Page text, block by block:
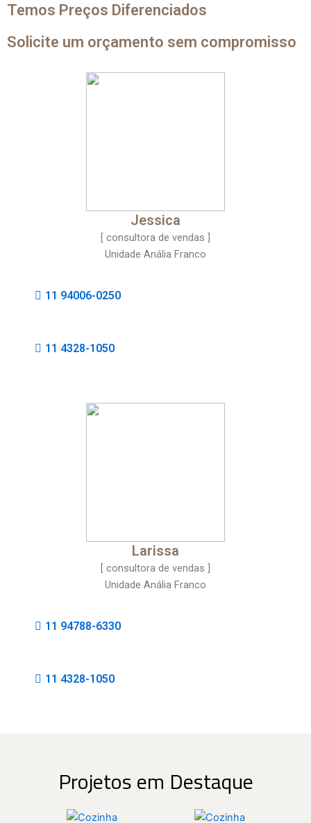
Temos Preços Diferenciados
Solicite um orçamento sem compromisso
Jessica
[ consultora de vendas ]
Unidade Anália Franco
11 94006-0250
11 4328-1050
Larissa
[ consultora de vendas ]
Unidade Anália Franco
11 94788-6330
11 4328-1050
Projetos em Destaque